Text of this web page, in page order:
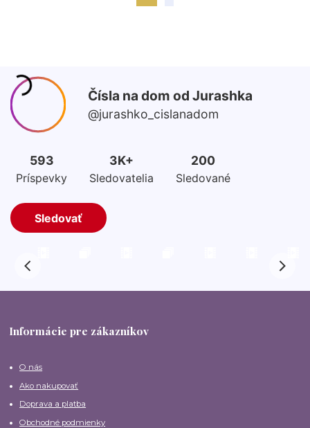
Informácie pre zákazníkov
O nás
Ako nakupovať
Doprava a platba
Obchodné podmienky